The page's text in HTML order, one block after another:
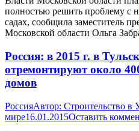
полностью решить проблему с
садах, сообщила заместитель
Московской области Ольга
Россия: в 2015 г. в
отремонтируют около
домов
РоссияАвтор: Строительство в
мире16.01.2015Оставить